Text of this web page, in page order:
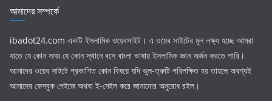
আমাদের সম্পর্কে
ibadot24.com একটি ইসলামিক ওয়েবসাইট। এ ওয়েব সাইটের মূল লক্ষ্য হচ্ছে আমরা
যাতে যে কোন সময় যে কোন স্থানে বসে বাংলা ভাষায় ইসলামিক জ্ঞান অর্জন করতে পারি।
আমাদের ওয়েব সাইটে প্রকাশিত কোন বিষয়ে যদি ভুল-ত্রুটি পরিলক্ষিত হয় তাহলে অবশ্যই
আমাদের ফেসবুক পেইজে অথবা ই-মেইল করে জানানোর অনুরোধ রইল।